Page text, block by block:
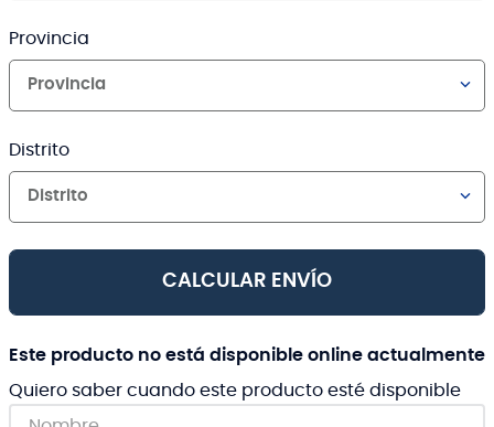
Provincia
Provincia
Distrito
Distrito
CALCULAR ENVÍO
Este producto no está disponible online actualmente
Quiero saber cuando este producto esté disponible